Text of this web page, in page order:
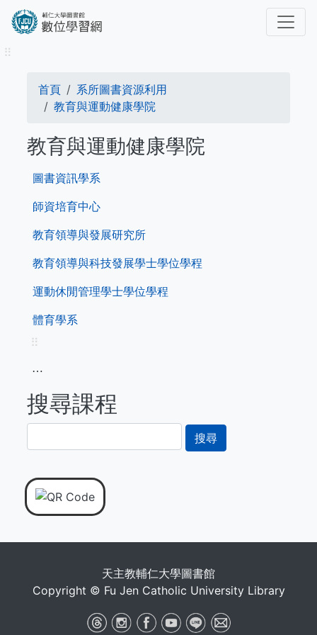
內
⠿
導
航
連
結
首頁
系所圖書資源利用
教育與運動健康學院
教育與運動健康學院
教
育
學
圖書資訊學系
師資培育中心
教育領導與發展研究所
教育領導與科技發展學士學位學程
運動休閒管理學士學位學程
體育學系
⠿
⋯
搜尋課程
尋
天主教輔仁大學圖書館
Copyright © Fu Jen Catholic University Library